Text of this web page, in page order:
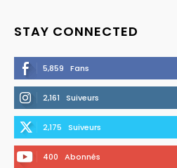
STAY CONNECTED
5,859 Fans
2,161 Suiveurs
2,175 Suiveurs
400 Abonnés